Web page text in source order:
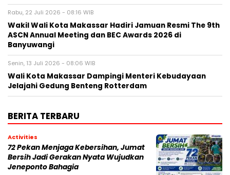
Rabu, 22 Juli 2026 - 08:16 WIB
Wakil Wali Kota Makassar Hadiri Jamuan Resmi The 9th
ASCN Annual Meeting dan BEC Awards 2026 di
Banyuwangi
Senin, 13 Juli 2026 - 08:06 WIB
Wali Kota Makassar Dampingi Menteri Kebudayaan
Jelajahi Gedung Benteng Rotterdam
BERITA TERBARU
Activities
72 Pekan Menjaga Kebersihan, Jumat
Bersih Jadi Gerakan Nyata Wujudkan
Jeneponto Bahagia